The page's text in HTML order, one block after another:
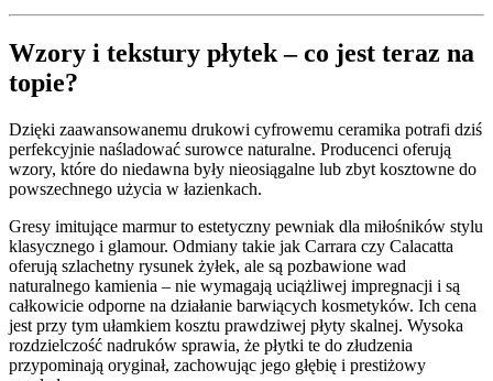
Wzory i tekstury płytek – co jest teraz na
topie?
Dzięki zaawansowanemu drukowi cyfrowemu ceramika potrafi dziś
perfekcyjnie naśladować surowce naturalne. Producenci oferują
wzory, które do niedawna były nieosiągalne lub zbyt kosztowne do
powszechnego użycia w łazienkach.
Gresy imitujące marmur to estetyczny pewniak dla miłośników stylu
klasycznego i glamour. Odmiany takie jak Carrara czy Calacatta
oferują szlachetny rysunek żyłek, ale są pozbawione wad
naturalnego kamienia – nie wymagają uciążliwej impregnacji i są
całkowicie odporne na działanie barwiących kosmetyków. Ich cena
jest przy tym ułamkiem kosztu prawdziwej płyty skalnej. Wysoka
rozdzielczość nadruków sprawia, że płytki te do złudzenia
przypominają oryginał, zachowując jego głębię i prestiżowy